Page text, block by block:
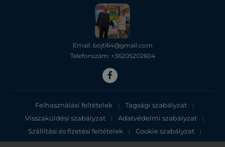
Email: bojti64@gmail.com
Telefonszám: +36205202604
Felhasználási feltételek | Tagsági szabályzat |
Visszaküldési szabályzat | Adatvédelmi szabályzat |
Szállítási és fizetési feltételek | Cookie szabályzat |
Adatvédelmi tájékoztató